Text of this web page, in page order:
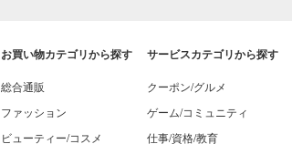
お買い物カテゴリから探す
総合通販
ファッション
ビューティー/コスメ
サービスカテゴリから探す
クーポン/グルメ
ゲーム/コミュニティ
仕事/資格/教育